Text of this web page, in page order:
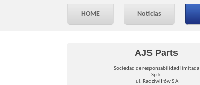
HOME Noticias
AJS Parts
Sociedad de responsabilidad limitada
Sp.k.
ul. Radziwiłłów 5A